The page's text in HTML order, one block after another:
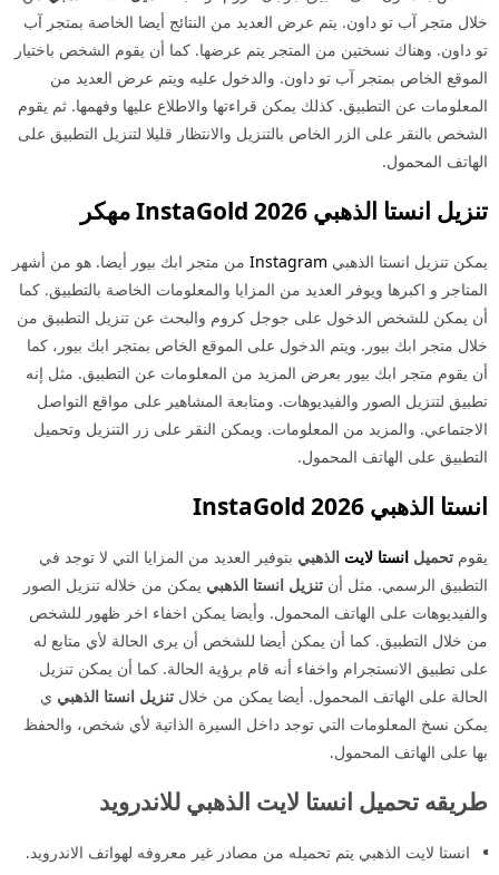
خلال متجر آب تو داون. يتم عرض العديد من النتائج أيضا الخاصة بمتجر آب
تو داون. وهناك نسختين من المتجر يتم عرضها. كما أن يقوم الشخص باختيار
الموقع الخاص بمتجر آب تو داون. والدخول عليه ويتم عرض العديد من
المعلومات عن التطبيق. كذلك يمكن قراءتها والاطلاع عليها وفهمها. ثم يقوم
الشخص بالنقر على الزر الخاص بالتنزيل والانتظار قليلا لتنزيل التطبيق على
الهاتف المحمول.
تنزيل انستا الذهبي 2026 InstaGold مهكر
يمكن تنزيل انستا الذهبي Instagram من متجر ابك بيور أيضا. هو من أشهر
المتاجر و اكبرها ويوفر العديد من المزايا والمعلومات الخاصة بالتطبيق. كما
أن يمكن للشخص الدخول على جوجل كروم والبحث عن تنزيل التطبيق من
خلال متجر ابك بيور. ويتم الدخول على الموقع الخاص بمتجر ابك بيور، كما
أن يقوم متجر ابك بيور بعرض المزيد من المعلومات عن التطبيق. مثل إنه
تطبيق لتنزيل الصور والفيديوهات. ومتابعة المشاهير على مواقع التواصل
الاجتماعي. والمزيد من المعلومات. ويمكن النقر على زر التنزيل وتحميل
التطبيق على الهاتف المحمول.
انستا الذهبي 2026 InstaGold
يقوم تحميل انستا لايت الذهبي بتوفير العديد من المزايا التي لا توجد في
التطبيق الرسمي. مثل أن تنزيل انستا الذهبي يمكن من خلاله تنزيل الصور
والفيديوهات على الهاتف المحمول. وأيضا يمكن اخفاء اخر ظهور للشخص
من خلال التطبيق. كما أن يمكن أيضا للشخص أن يرى الحالة لأي متابع له
على تطبيق الانستجرام واخفاء أنه قام برؤية الحالة. كما أن يمكن تنزيل
الحالة على الهاتف المحمول. أيضا يمكن من خلال تنزيل انستا الذهبي ي
يمكن نسخ المعلومات التي توجد داخل السيرة الذاتية لأي شخص، والحفظ
بها على الهاتف المحمول.
طريقه تحميل انستا لايت الذهبي للاندرويد
انستا لايت الذهبي يتم تحميله من مصادر غير معروفه لهواتف الاندرويد.